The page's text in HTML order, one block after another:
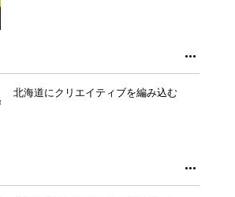
北海道にクリエイティブを編み込む